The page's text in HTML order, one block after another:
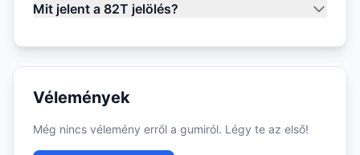
Mit jelent a 82T jelölés?
Vélemények
Még nincs vélemény erről a gumiról. Légy te az első!